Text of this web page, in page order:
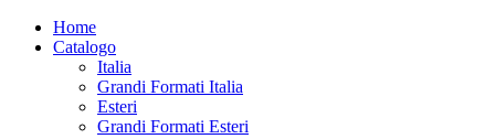
Home
Catalogo
Italia
Grandi Formati Italia
Esteri
Grandi Formati Esteri